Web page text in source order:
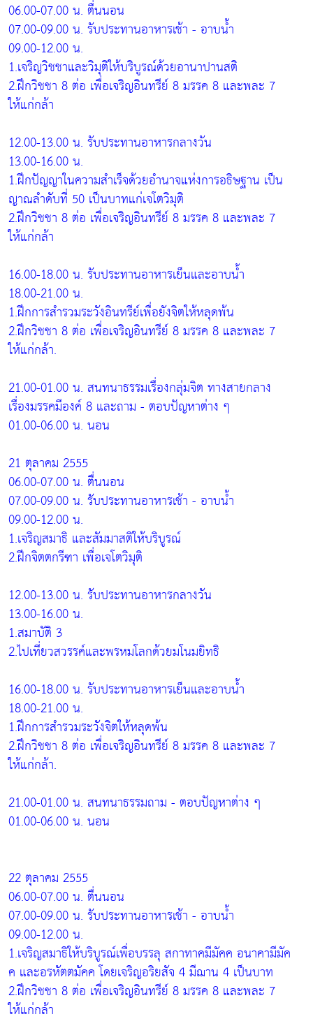
06.00-07.00 น. ตื่นนอน
07.00-09.00 น. รับประทานอาหารเช้า - อาบน้ำ
09.00-12.00 น.
1.เจริญวิชชาและวิมุติให้บริบูรณ์ด้วยอานาปานสติ
2.ฝึกวิชชา 8 ต่อ เพื่อเจริญอินทรีย์ 8 มรรค 8 และพละ 7
ให้แก่กล้า
12.00-13.00 น. รับประทานอาหารกลางวัน
13.00-16.00 น.
1.ฝึกปัญญาในความสำเร็จด้วยอำนาจแห่งการอธิษฐาน เป็น
ญาณลำดับที่ 50 เป็นบาทแก่เจโตวิมุติ
2.ฝึกวิชชา 8 ต่อ เพื่อเจริญอินทรีย์ 8 มรรค 8 และพละ 7
ให้แก่กล้า
16.00-18.00 น. รับประทานอาหารเย็นและอาบน้ำ
18.00-21.00 น.
1.ฝึกการสำรวมระวังอินทรีย์เพื่อยังจิตให้หลุดพ้น
2.ฝึกวิชชา 8 ต่อ เพื่อเจริญอินทรีย์ 8 มรรค 8 และพละ 7
ให้แก่กล้า.
21.00-01.00 น. สนทนาธรรมเรื่องกลุ่มจิต ทางสายกลาง
เรื่องมรรคมีองค์ 8 และถาม - ตอบปัญหาต่าง ๆ
01.00-06.00 น. นอน
21 ตุลาคม 2555
06.00-07.00 น. ตื่นนอน
07.00-09.00 น. รับประทานอาหารเช้า - อาบน้ำ
09.00-12.00 น.
1.เจริญสมาธิ และสัมมาสติให้บริบูรณ์
2.ฝึกจิตตกรีฑา เพื่อเจโตวิมุติ
12.00-13.00 น. รับประทานอาหารกลางวัน
13.00-16.00 น.
1.สมาบัติ 3
2.ไปเที่ยวสวรรค์และพรหมโลกด้วยมโนมยิทธิ
16.00-18.00 น. รับประทานอาหารเย็นและอาบน้ำ
18.00-21.00 น.
1.ฝึกการสำรวมระวังจิตให้หลุดพ้น
2.ฝึกวิชชา 8 ต่อ เพื่อเจริญอินทรีย์ 8 มรรค 8 และพละ 7
ให้แก่กล้า.
21.00-01.00 น. สนทนาธรรมถาม - ตอบปัญหาต่าง ๆ
01.00-06.00 น. นอน
22 ตุลาคม 2555
06.00-07.00 น. ตื่นนอน
07.00-09.00 น. รับประทานอาหารเช้า - อาบน้ำ
09.00-12.00 น.
1.เจริญสมาธิให้บริบูรณ์เพื่อบรรลุ สกาทาคมีมัคค อนาคามีมัค
ค และอรหัตตมัคค โดยเจริญอริยสัจ 4 มีฌาน 4 เป็นบาท
2.ฝึกวิชชา 8 ต่อ เพื่อเจริญอินทรีย์ 8 มรรค 8 และพละ 7
ให้แก่กล้า